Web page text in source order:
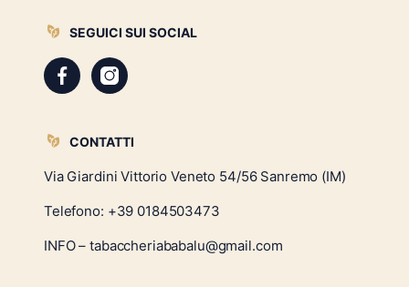
SEGUICI SUI SOCIAL
CONTATTI
Via Giardini Vittorio Veneto 54/56 Sanremo (IM)
Telefono: +39 0184503473
INFO – tabaccheriababalu@gmail.com